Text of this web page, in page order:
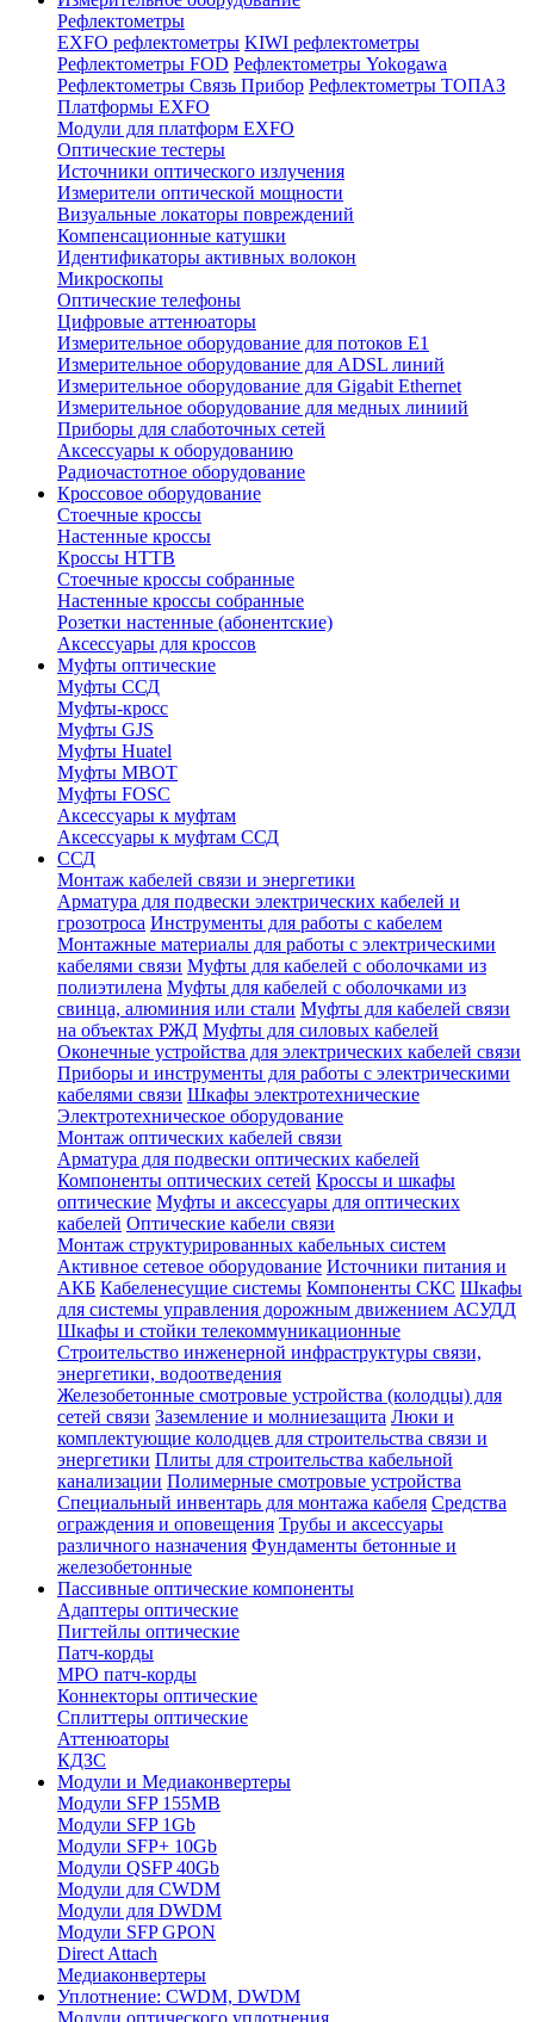
Рефлектометры
EXFO рефлектометры KIWI рефлектометры
Рефлектометры FOD Рефлектометры Yokogawa
Рефлектометры Связь Прибор Рефлектометры ТОПАЗ
Платформы EXFO
Модули для платформ EXFO
Оптические тестеры
Источники оптического излучения
Измерители оптической мощности
Визуальные локаторы повреждений
Компенсационные катушки
Идентификаторы активных волокон
Микроскопы
Оптические телефоны
Цифровые аттенюаторы
Измерительное оборудование для потоков Е1
Измерительное оборудование для ADSL линий
Измерительное оборудование для Gigabit Ethernet
Измерительное оборудование для медных линиий
Приборы для слаботочных сетей
Аксессуары к оборудованию
Радиочастотное оборудование
Кроссовое оборудование
Стоечные кроссы
Настенные кроссы
Кроссы HTTB
Стоечные кроссы собранные
Настенные кроссы собранные
Розетки настенные (абонентские)
Аксессуары для кроссов
Муфты оптические
Муфты ССД
Муфты-кросс
Муфты GJS
Муфты Huatel
Муфты МВОТ
Муфты FOSC
Аксессуары к муфтам
Аксессуары к муфтам ССД
ССД
Монтаж кабелей связи и энергетики
Арматура для подвески электрических кабелей и
грозотроса Инструменты для работы с кабелем
Монтажные материалы для работы с электрическими
кабелями связи Муфты для кабелей с оболочками из
полиэтилена Муфты для кабелей с оболочками из
свинца, алюминия или стали Муфты для кабелей связи
на объектах РЖД Муфты для силовых кабелей
Оконечные устройства для электрических кабелей связи
Приборы и инструменты для работы с электрическими
кабелями связи Шкафы электротехнические
Электротехническое оборудование
Монтаж оптических кабелей связи
Арматура для подвески оптических кабелей
Компоненты оптических сетей Кроссы и шкафы
оптические Муфты и аксессуары для оптических
кабелей Оптические кабели связи
Монтаж структурированных кабельных систем
Активное сетевое оборудование Источники питания и
АКБ Кабеленесущие системы Компоненты СКС Шкафы
для системы управления дорожным движением АСУДД
Шкафы и стойки телекоммуникационные
Строительство инженерной инфраструктуры связи,
энергетики, водоотведения
Железобетонные смотровые устройства (колодцы) для
сетей связи Заземление и молниезащита Люки и
комплектующие колодцев для строительства связи и
энергетики Плиты для строительства кабельной
канализации Полимерные смотровые устройства
Специальный инвентарь для монтажа кабеля Средства
ограждения и оповещения Трубы и аксессуары
различного назначения Фундаменты бетонные и
железобетонные
Пассивные оптические компоненты
Адаптеры оптические
Пигтейлы оптические
Патч-корды
MPO патч-корды
Коннекторы оптические
Сплиттеры оптические
Аттенюаторы
КДЗС
Модули и Медиаконвертеры
Модули SFP 155MB
Модули SFP 1Gb
Модули SFP+ 10Gb
Модули QSFP 40Gb
Модули для CWDM
Модули для DWDM
Модули SFP GPON
Direct Attach
Медиаконвертеры
Уплотнение: CWDM, DWDM
Модули оптического уплотнения